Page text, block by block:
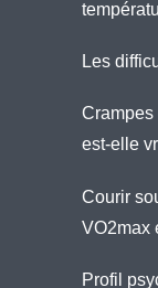
Les
Crampes
est-elle
Courir
VO2max
Profil